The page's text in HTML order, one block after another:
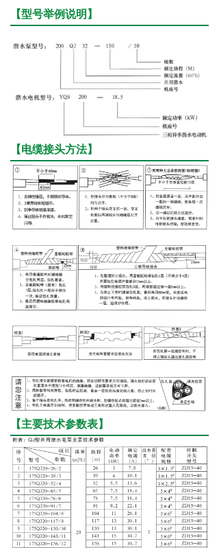
【型号举例说明】
【电缆接头方法】
【主要技术参数表】